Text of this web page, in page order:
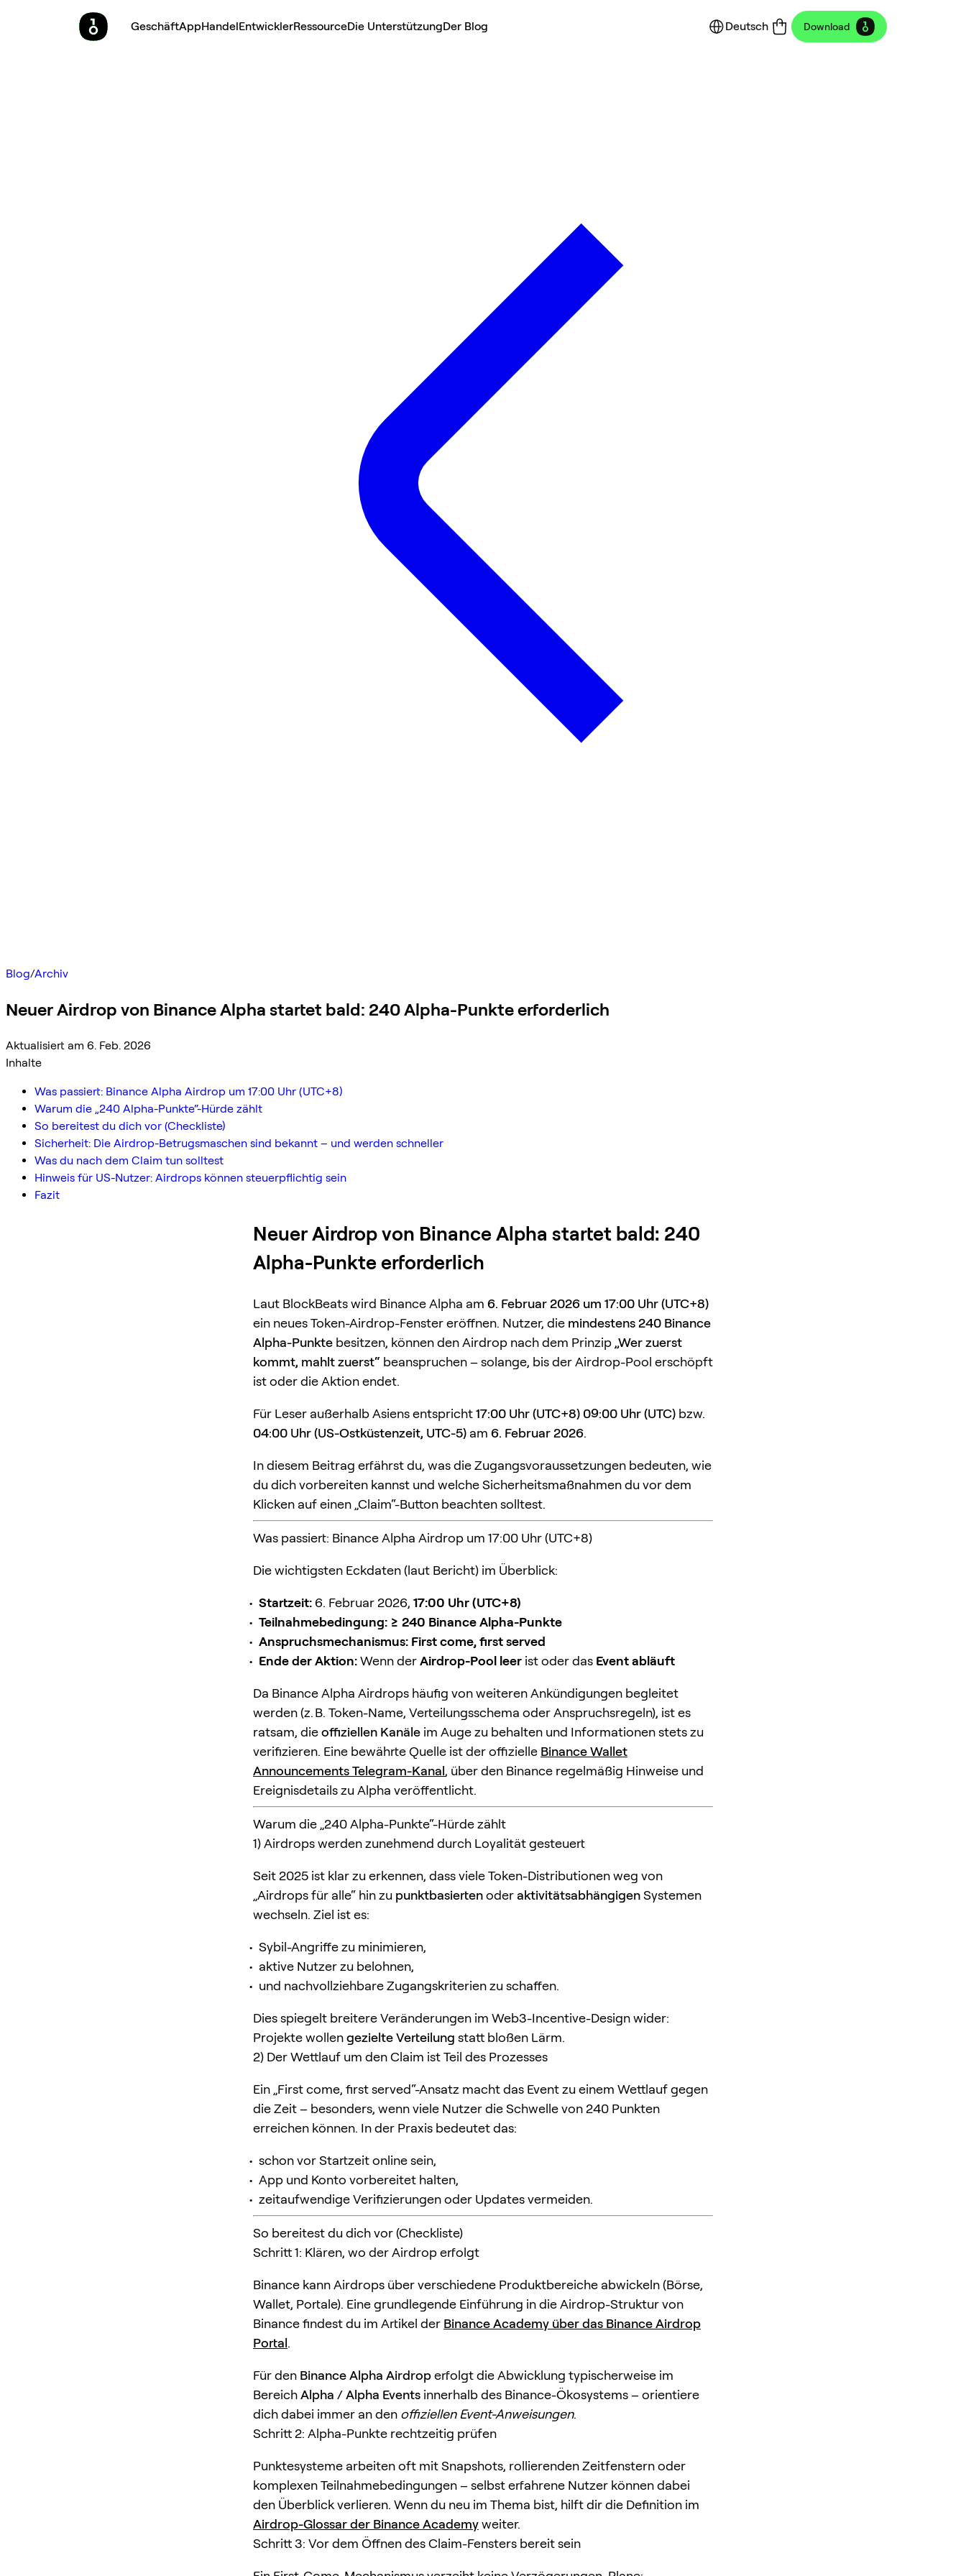
GeschäftAppHandelEntwicklerRessourceDie UnterstützungDer Blog Deutsch Download
Blog/Archiv
Neuer Airdrop von Binance Alpha startet bald: 240 Alpha-Punkte erforderlich
Aktualisiert am 6. Feb. 2026
Inhalte
Was passiert: Binance Alpha Airdrop um 17:00 Uhr (UTC+8)
Warum die „240 Alpha-Punkte“-Hürde zählt
So bereitest du dich vor (Checkliste)
Sicherheit: Die Airdrop-Betrugsmaschen sind bekannt – und werden schneller
Was du nach dem Claim tun solltest
Hinweis für US-Nutzer: Airdrops können steuerpflichtig sein
Fazit
Neuer Airdrop von Binance Alpha startet bald: 240
Alpha-Punkte erforderlich
Laut BlockBeats wird Binance Alpha am 6. Februar 2026 um 17:00 Uhr (UTC+8)
ein neues Token-Airdrop-Fenster eröffnen. Nutzer, die mindestens 240 Binance
Alpha-Punkte besitzen, können den Airdrop nach dem Prinzip „Wer zuerst
kommt, mahlt zuerst“ beanspruchen – solange, bis der Airdrop-Pool erschöpft
ist oder die Aktion endet.
Für Leser außerhalb Asiens entspricht17:00 Uhr (UTC+8) 09:00 Uhr (UTC) bzw.
04:00 Uhr (US-Ostküstenzeit, UTC-5) am 6. Februar 2026.
In diesem Beitrag erfährst du, was die Zugangsvoraussetzungen bedeuten, wie
du dich vorbereiten kannst und welche Sicherheitsmaßnahmen du vor dem
Klicken auf einen „Claim“-Button beachten solltest.
Was passiert: Binance Alpha Airdrop um 17:00 Uhr (UTC+8)
Die wichtigsten Eckdaten (laut Bericht) im Überblick:
Startzeit: 6. Februar 2026, 17:00 Uhr (UTC+8)
Teilnahmebedingung: ≥ 240 Binance Alpha-Punkte
Anspruchsmechanismus: First come, first served
Ende der Aktion:Wenn derAirdrop-Pool leer ist oder das Event abläuft
Da Binance Alpha Airdrops häufig von weiteren Ankündigungen begleitet
werden (z. B. Token-Name, Verteilungsschema oder Anspruchsregeln), ist es
ratsam, dieoffiziellen Kanäle im Auge zu behalten und Informationen stets zu
verifizieren. Eine bewährte Quelle ist der offizielle Binance Wallet
Announcements Telegram-Kanal, über den Binance regelmäßig Hinweise und
Ereignisdetails zu Alpha veröffentlicht.
Warum die „240 Alpha-Punkte“-Hürde zählt
1) Airdrops werden zunehmend durch Loyalität gesteuert
Seit 2025 ist klar zu erkennen, dass viele Token-Distributionen weg von
„Airdrops für alle“ hin zu punktbasiertenoderaktivitätsabhängigenSystemen
wechseln. Ziel ist es:
Sybil-Angriffe zu minimieren,
aktive Nutzer zu belohnen,
und nachvollziehbare Zugangskriterien zu schaffen.
Dies spiegelt breitere Veränderungen im Web3-Incentive-Design wider:
Projekte wollengezielte Verteilung statt bloßen Lärm.
2) Der Wettlauf um den Claim ist Teil des Prozesses
Ein „First come, first served“-Ansatz macht das Event zu einem Wettlauf gegen
die Zeit – besonders, wenn viele Nutzer die Schwelle von 240 Punkten
erreichen können. In der Praxis bedeutet das:
schon vor Startzeit online sein,
App und Konto vorbereitet halten,
zeitaufwendige Verifizierungen oder Updates vermeiden.
So bereitest du dich vor (Checkliste)
Schritt 1: Klären, wo der Airdrop erfolgt
Binance kann Airdrops über verschiedene Produktbereiche abwickeln (Börse,
Wallet, Portale). Eine grundlegende Einführung in die Airdrop-Struktur von
Binance findest du im Artikel der Binance Academy über das Binance Airdrop
Portal.
Für den Binance Alpha Airdroperfolgt die Abwicklung typischerweise im
BereichAlpha / Alpha Events innerhalb des Binance-Ökosystems – orientiere
dich dabei immer an den offiziellen Event-Anweisungen.
Schritt 2: Alpha-Punkte rechtzeitig prüfen
Punktesysteme arbeiten oft mit Snapshots, rollierenden Zeitfenstern oder
komplexen Teilnahmebedingungen – selbst erfahrene Nutzer können dabei
den Überblick verlieren. Wenn du neu im Thema bist, hilft dir die Definition im
Airdrop-Glossar der Binance Academyweiter.
Schritt 3: Vor dem Öffnen des Claim-Fensters bereit sein